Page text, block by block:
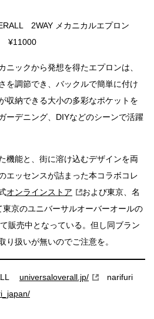
2WAY メカニカルエプロン
¥11000
ニックから発想を得たエプロンは、
を調節でき、バックルで簡単に付け
収納できる大小の多彩なポケットを
ーデニング、DIYなどのシーンで活躍
機能と、街に溶け込むデザインを両
エッセンスが詰まった本コラボコレ
オンラインストア
および東京、名
京のユニバーサルオーバーオールの
販売中となっている。但し同ブラン
り扱いが無いのでご注意を。
universaloverall.jp/
narifuri